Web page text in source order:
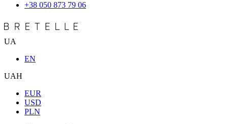
+38 050 873 79 06
UA
EN
UAH
EUR
USD
PLN